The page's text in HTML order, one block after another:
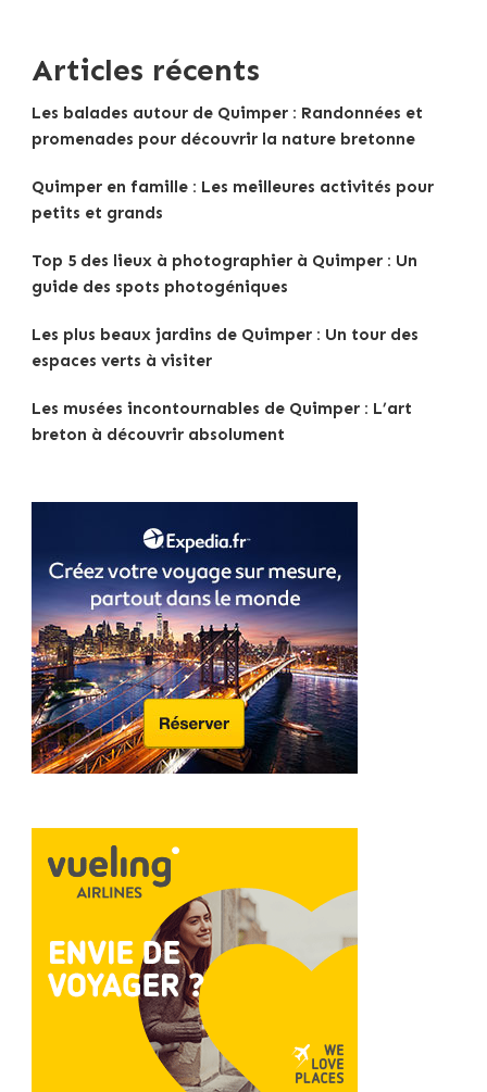
Articles récents
Les balades autour de Quimper : Randonnées et
promenades pour découvrir la nature bretonne
Quimper en famille : Les meilleures activités pour
petits et grands
Top 5 des lieux à photographier à Quimper : Un
guide des spots photogéniques
Les plus beaux jardins de Quimper : Un tour des
espaces verts à visiter
Les musées incontournables de Quimper : L’art
breton à découvrir absolument